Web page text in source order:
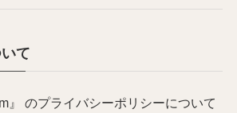
て
』 のプライバシーポリシーについて